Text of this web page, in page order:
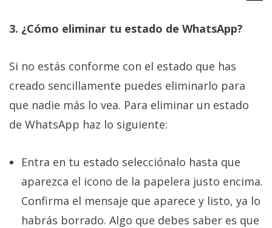
3. ¿Cómo eliminar tu estado de WhatsApp?
Si no estás conforme con el estado que has
creado sencillamente puedes eliminarlo para
que nadie más lo vea. Para eliminar un estado
de WhatsApp haz lo siguiente:
Entra en tu estado selecciónalo hasta que
aparezca el icono de la papelera justo encima.
Confirma el mensaje que aparece y listo, ya lo
habrás borrado. Algo que debes saber es que